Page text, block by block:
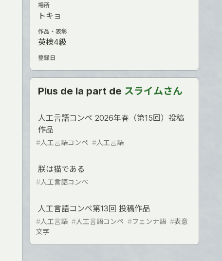
場所
トキョ
作品・表彰
英検4級
登録日
Plus de la part de スライムさん
人工言語コンペ 2026年春（第15回）投稿
作品
#人工言語コンペ #人工言語
朕は猫である
#人工言語コンペ
人工言語コンペ第13回 投稿作品
#人工言語 #人工言語コンペ #フェンナ語 #表意
文字